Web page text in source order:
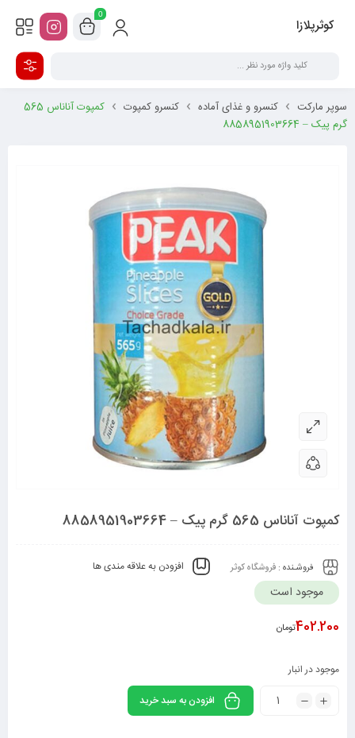
کوثرپلازا
0
سوپر مارکت کنسرو و غذای آماده کنسرو کمپوت
کمپوت آناناس 565
گرم پیک – 8858951903664
کمپوت آناناس 565 گرم پیک – 8858951903664
فروشـنده : فروشگاه کوثر افزودن به علاقه مندی ها
موجود است
402.200تومان
موجود در انبار
افزودن به سبد خرید